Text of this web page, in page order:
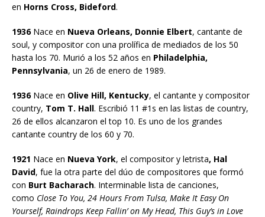
en Horns Cross, Bideford.
1936Nace en Nueva Orleans, Donnie Elbert, cantante de
soul, y compositor con una prolífica de mediados de los 50
hasta los 70. Murió a los 52 años en Philadelphia,
Pennsylvania, un 26 de enero de 1989.
1936Nace en Olive Hill, Kentucky, el cantante y compositor
country, Tom T. Hall. Escribió 11 #1s en las listas de country,
26 de ellos alcanzaron el top 10. Es uno de los grandes
cantante country de los 60 y 70.
1921 Nace en Nueva York, el compositor y letrista, Hal
David, fue la otra parte del dúo de compositores que formó
con Burt Bacharach. Interminable lista de canciones,
como Close To You, 24 Hours From Tulsa, Make It Easy On
Yourself, Raindrops Keep Fallin’ on My Head, This Guy’s in Love